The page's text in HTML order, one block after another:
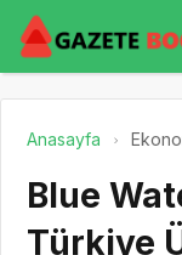
Anasayfa
Blue
Türkiye